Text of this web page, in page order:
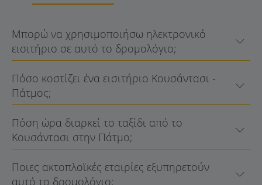
Μπορώ να χρησιμοποιήσω ηλεκτρονικό
εισιτήριο σε αυτό το δρομολόγιο;
Πόσο κοστίζει ένα εισιτήριο Κουσάντασι -
Πάτμος;
Πόση ώρα διαρκεί το ταξίδι από το
Κουσάντασι στην Πάτμο;
Ποιες ακτοπλοϊκές εταιρίες εξυπηρετούν
αυτό το δρομολόγιο;